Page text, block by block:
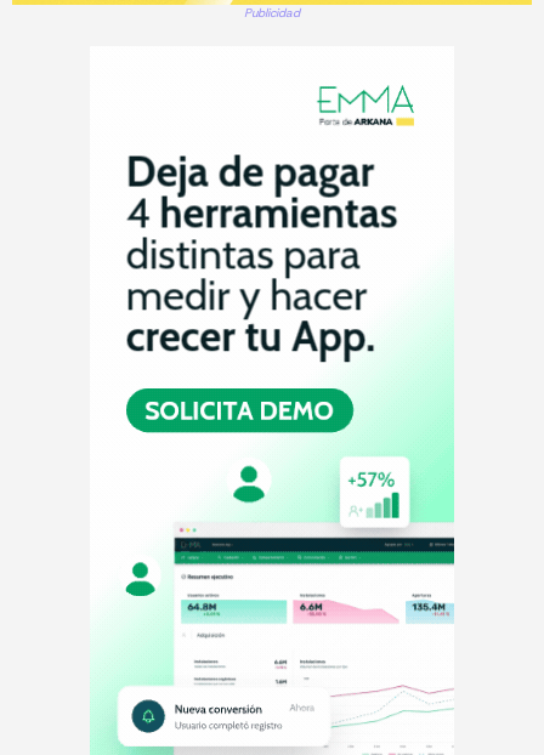
Publicidad